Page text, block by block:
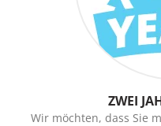
ZWEI
Wir möchten, dass Sie